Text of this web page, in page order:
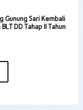
Gunung Sari Kembali
DD Tahap II Tahun